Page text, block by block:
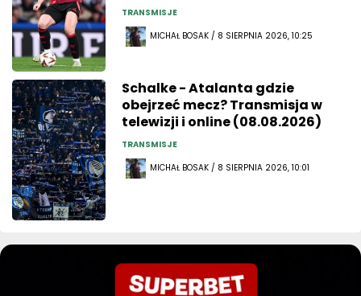
TRANSMISJE
MICHAŁ BOSAK / 8 SIERPNIA 2026, 10:25
Schalke - Atalanta gdzie
obejrzeć mecz? Transmisja w
telewizji i online (08.08.2026)
TRANSMISJE
MICHAŁ BOSAK / 8 SIERPNIA 2026, 10:01